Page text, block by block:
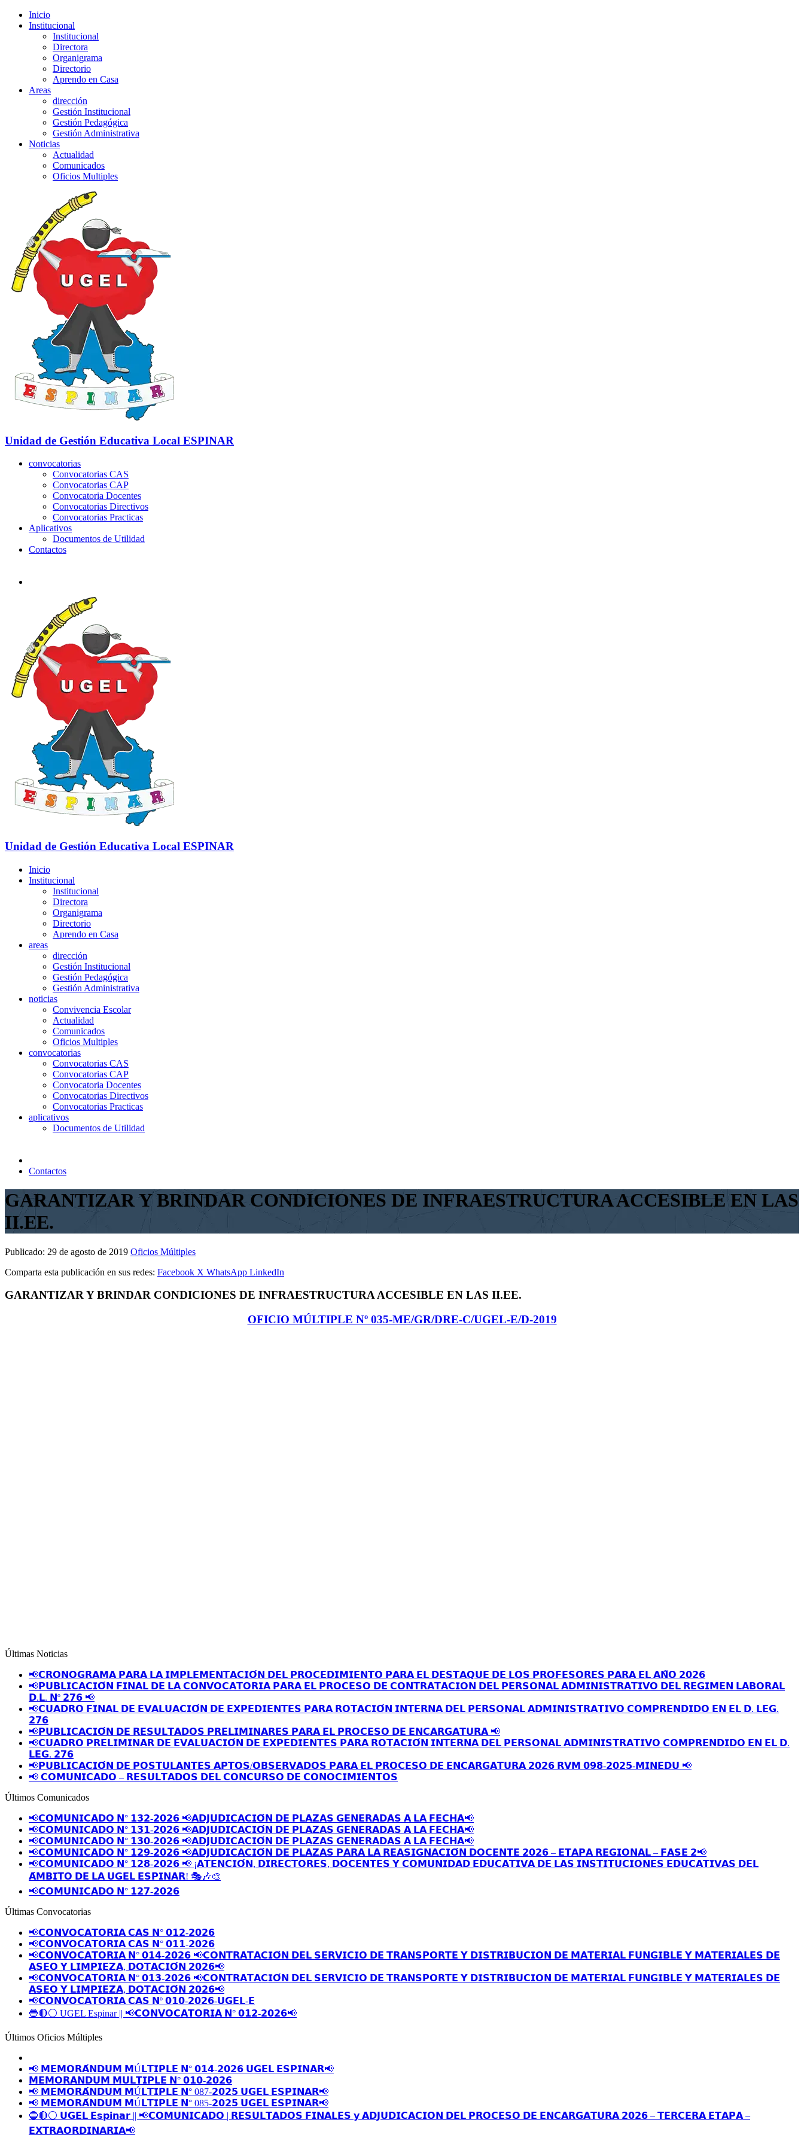
Inicio
Institucional
Institucional
Directora
Organigrama
Directorio
Aprendo en Casa
Areas
dirección
Gestión Institucional
Gestión Pedagógica
Gestión Administrativa
Noticias
Actualidad
Comunicados
Oficios Multiples
Unidad de Gestión Educativa Local ESPINAR
convocatorias
Convocatorias CAS
Convocatorias CAP
Convocatoria Docentes
Convocatorias Directivos
Convocatorias Practicas
Aplicativos
Documentos de Utilidad
Contactos
Unidad de Gestión Educativa Local ESPINAR
Inicio
Institucional
Institucional
Directora
Organigrama
Directorio
Aprendo en Casa
areas
dirección
Gestión Institucional
Gestión Pedagógica
Gestión Administrativa
noticias
Convivencia Escolar
Actualidad
Comunicados
Oficios Multiples
convocatorias
Convocatorias CAS
Convocatorias CAP
Convocatoria Docentes
Convocatorias Directivos
Convocatorias Practicas
aplicativos
Documentos de Utilidad
Contactos
GARANTIZAR Y BRINDAR CONDICIONES DE INFRAESTRUCTURA ACCESIBLE EN LAS
II.EE.
Publicado: 29 de agosto de 2019 Oficios Múltiples
Comparta esta publicación en sus redes: Facebook X WhatsApp LinkedIn
GARANTIZAR Y BRINDAR CONDICIONES DE INFRAESTRUCTURA ACCESIBLE EN LAS II.EE.
OFICIO MÚLTIPLE Nº 035-ME/GR/DRE-C/UGEL-E/D-2019
Últimas Noticias
📢𝗖𝗥𝗢𝗡𝗢𝗚𝗥𝗔𝗠𝗔 𝗣𝗔𝗥𝗔 𝗟𝗔 𝗜𝗠𝗣𝗟𝗘𝗠𝗘𝗡𝗧𝗔𝗖𝗜𝗢́𝗡 𝗗𝗘𝗟 𝗣𝗥𝗢𝗖𝗘𝗗𝗜𝗠𝗜𝗘𝗡𝗧𝗢 𝗣𝗔𝗥𝗔 𝗘𝗟 𝗗𝗘𝗦𝗧𝗔𝗤𝗨𝗘 𝗗𝗘 𝗟𝗢𝗦 𝗣𝗥𝗢𝗙𝗘𝗦𝗢𝗥𝗘𝗦 𝗣𝗔𝗥𝗔 𝗘𝗟 𝗔𝗡̃𝗢 𝟮𝟬𝟮𝟲
📢𝗣𝗨𝗕𝗟𝗜𝗖𝗔𝗖𝗜𝗢́𝗡 𝗙𝗜𝗡𝗔𝗟 𝗗𝗘 𝗟𝗔 𝗖𝗢𝗡𝗩𝗢𝗖𝗔𝗧𝗢𝗥𝗜𝗔 𝗣𝗔𝗥𝗔 𝗘𝗟 𝗣𝗥𝗢𝗖𝗘𝗦𝗢 𝗗𝗘 𝗖𝗢𝗡𝗧𝗥𝗔𝗧𝗔𝗖𝗜𝗢𝗡 𝗗𝗘𝗟 𝗣𝗘𝗥𝗦𝗢𝗡𝗔𝗟 𝗔𝗗𝗠𝗜𝗡𝗜𝗦𝗧𝗥𝗔𝗧𝗜𝗩𝗢 𝗗𝗘𝗟 𝗥𝗘𝗚𝗜𝗠𝗘𝗡 𝗟𝗔𝗕𝗢𝗥𝗔𝗟
𝗗.𝗟. 𝗡º 𝟮𝟳𝟲 📢
📢𝗖𝗨𝗔𝗗𝗥𝗢 𝗙𝗜𝗡𝗔𝗟 𝗗𝗘 𝗘𝗩𝗔𝗟𝗨𝗔𝗖𝗜𝗢́𝗡 𝗗𝗘 𝗘𝗫𝗣𝗘𝗗𝗜𝗘𝗡𝗧𝗘𝗦 𝗣𝗔𝗥𝗔 𝗥𝗢𝗧𝗔𝗖𝗜𝗢́𝗡 𝗜𝗡𝗧𝗘𝗥𝗡𝗔 𝗗𝗘𝗟 𝗣𝗘𝗥𝗦𝗢𝗡𝗔𝗟 𝗔𝗗𝗠𝗜𝗡𝗜𝗦𝗧𝗥𝗔𝗧𝗜𝗩𝗢 𝗖𝗢𝗠𝗣𝗥𝗘𝗡𝗗𝗜𝗗𝗢 𝗘𝗡 𝗘𝗟 𝗗. 𝗟𝗘𝗚.
𝟮𝟳𝟲
📢𝗣𝗨𝗕𝗟𝗜𝗖𝗔𝗖𝗜𝗢́𝗡 𝗗𝗘 𝗥𝗘𝗦𝗨𝗟𝗧𝗔𝗗𝗢𝗦 𝗣𝗥𝗘𝗟𝗜𝗠𝗜𝗡𝗔𝗥𝗘𝗦 𝗣𝗔𝗥𝗔 𝗘𝗟 𝗣𝗥𝗢𝗖𝗘𝗦𝗢 𝗗𝗘 𝗘𝗡𝗖𝗔𝗥𝗚𝗔𝗧𝗨𝗥𝗔 📢
📢𝗖𝗨𝗔𝗗𝗥𝗢 𝗣𝗥𝗘𝗟𝗜𝗠𝗜𝗡𝗔𝗥 𝗗𝗘 𝗘𝗩𝗔𝗟𝗨𝗔𝗖𝗜𝗢́𝗡 𝗗𝗘 𝗘𝗫𝗣𝗘𝗗𝗜𝗘𝗡𝗧𝗘𝗦 𝗣𝗔𝗥𝗔 𝗥𝗢𝗧𝗔𝗖𝗜𝗢́𝗡 𝗜𝗡𝗧𝗘𝗥𝗡𝗔 𝗗𝗘𝗟 𝗣𝗘𝗥𝗦𝗢𝗡𝗔𝗟 𝗔𝗗𝗠𝗜𝗡𝗜𝗦𝗧𝗥𝗔𝗧𝗜𝗩𝗢 𝗖𝗢𝗠𝗣𝗥𝗘𝗡𝗗𝗜𝗗𝗢 𝗘𝗡 𝗘𝗟 𝗗.
𝗟𝗘𝗚. 𝟮𝟳𝟲
📢𝗣𝗨𝗕𝗟𝗜𝗖𝗔𝗖𝗜𝗢́𝗡 𝗗𝗘 𝗣𝗢𝗦𝗧𝗨𝗟𝗔𝗡𝗧𝗘𝗦 𝗔𝗣𝗧𝗢𝗦/𝗢𝗕𝗦𝗘𝗥𝗩𝗔𝗗𝗢𝗦 𝗣𝗔𝗥𝗔 𝗘𝗟 𝗣𝗥𝗢𝗖𝗘𝗦𝗢 𝗗𝗘 𝗘𝗡𝗖𝗔𝗥𝗚𝗔𝗧𝗨𝗥𝗔 𝟮𝟬𝟮𝟲 𝗥𝗩𝗠 𝟬𝟵𝟴-𝟮𝟬𝟮𝟱-𝗠𝗜𝗡𝗘𝗗𝗨 📢
📢 𝗖𝗢𝗠𝗨𝗡𝗜𝗖𝗔𝗗𝗢 – 𝗥𝗘𝗦𝗨𝗟𝗧𝗔𝗗𝗢𝗦 𝗗𝗘𝗟 𝗖𝗢𝗡𝗖𝗨𝗥𝗦𝗢 𝗗𝗘 𝗖𝗢𝗡𝗢𝗖𝗜𝗠𝗜𝗘𝗡𝗧𝗢𝗦
Últimos Comunicados
📢𝗖𝗢𝗠𝗨𝗡𝗜𝗖𝗔𝗗𝗢 𝗡° 𝟭𝟯𝟮-𝟮𝟬𝟮𝟲 📢𝗔𝗗𝗝𝗨𝗗𝗜𝗖𝗔𝗖𝗜𝗢́𝗡 𝗗𝗘 𝗣𝗟𝗔𝗭𝗔𝗦 𝗚𝗘𝗡𝗘𝗥𝗔𝗗𝗔𝗦 𝗔 𝗟𝗔 𝗙𝗘𝗖𝗛𝗔📢
📢𝗖𝗢𝗠𝗨𝗡𝗜𝗖𝗔𝗗𝗢 𝗡° 𝟭𝟯𝟭-𝟮𝟬𝟮𝟲 📢𝗔𝗗𝗝𝗨𝗗𝗜𝗖𝗔𝗖𝗜𝗢́𝗡 𝗗𝗘 𝗣𝗟𝗔𝗭𝗔𝗦 𝗚𝗘𝗡𝗘𝗥𝗔𝗗𝗔𝗦 𝗔 𝗟𝗔 𝗙𝗘𝗖𝗛𝗔📢
📢𝗖𝗢𝗠𝗨𝗡𝗜𝗖𝗔𝗗𝗢 𝗡° 𝟭𝟯𝟬-𝟮𝟬𝟮𝟲 📢𝗔𝗗𝗝𝗨𝗗𝗜𝗖𝗔𝗖𝗜𝗢́𝗡 𝗗𝗘 𝗣𝗟𝗔𝗭𝗔𝗦 𝗚𝗘𝗡𝗘𝗥𝗔𝗗𝗔𝗦 𝗔 𝗟𝗔 𝗙𝗘𝗖𝗛𝗔📢
📢𝗖𝗢𝗠𝗨𝗡𝗜𝗖𝗔𝗗𝗢 𝗡° 𝟭𝟮𝟵-𝟮𝟬𝟮𝟲 📢𝗔𝗗𝗝𝗨𝗗𝗜𝗖𝗔𝗖𝗜𝗢́𝗡 𝗗𝗘 𝗣𝗟𝗔𝗭𝗔𝗦 𝗣𝗔𝗥𝗔 𝗟𝗔 𝗥𝗘𝗔𝗦𝗜𝗚𝗡𝗔𝗖𝗜𝗢́𝗡 𝗗𝗢𝗖𝗘𝗡𝗧𝗘 𝟮𝟬𝟮𝟲 – 𝗘𝗧𝗔𝗣𝗔 𝗥𝗘𝗚𝗜𝗢𝗡𝗔𝗟 – 𝗙𝗔𝗦𝗘 𝟮📢
📢𝗖𝗢𝗠𝗨𝗡𝗜𝗖𝗔𝗗𝗢 𝗡° 𝟭𝟮𝟴-𝟮𝟬𝟮𝟲 📢 ¡𝗔𝗧𝗘𝗡𝗖𝗜𝗢́𝗡, 𝗗𝗜𝗥𝗘𝗖𝗧𝗢𝗥𝗘𝗦, 𝗗𝗢𝗖𝗘𝗡𝗧𝗘𝗦 𝗬 𝗖𝗢𝗠𝗨𝗡𝗜𝗗𝗔𝗗 𝗘𝗗𝗨𝗖𝗔𝗧𝗜𝗩𝗔 𝗗𝗘 𝗟𝗔𝗦 𝗜𝗡𝗦𝗧𝗜𝗧𝗨𝗖𝗜𝗢𝗡𝗘𝗦 𝗘𝗗𝗨𝗖𝗔𝗧𝗜𝗩𝗔𝗦 𝗗𝗘𝗟
𝗔́𝗠𝗕𝗜𝗧𝗢 𝗗𝗘 𝗟𝗔 𝗨𝗚𝗘𝗟 𝗘𝗦𝗣𝗜𝗡𝗔𝗥! 🎭🎶🎨
📢𝗖𝗢𝗠𝗨𝗡𝗜𝗖𝗔𝗗𝗢 𝗡° 𝟭𝟮𝟳-𝟮𝟬𝟮𝟲
Últimas Convocatorias
📢𝗖𝗢𝗡𝗩𝗢𝗖𝗔𝗧𝗢𝗥𝗜𝗔 𝗖𝗔𝗦 𝗡° 𝟬𝟭𝟮-𝟮𝟬𝟮𝟲
📢𝗖𝗢𝗡𝗩𝗢𝗖𝗔𝗧𝗢𝗥𝗜𝗔 𝗖𝗔𝗦 𝗡° 𝟬𝟭𝟭-𝟮𝟬𝟮𝟲
📢𝗖𝗢𝗡𝗩𝗢𝗖𝗔𝗧𝗢𝗥𝗜𝗔 𝗡° 𝟬𝟭𝟰-𝟮𝟬𝟮𝟲 📢𝗖𝗢𝗡𝗧𝗥𝗔𝗧𝗔𝗖𝗜𝗢́𝗡 𝗗𝗘𝗟 𝗦𝗘𝗥𝗩𝗜𝗖𝗜𝗢 𝗗𝗘 𝗧𝗥𝗔𝗡𝗦𝗣𝗢𝗥𝗧𝗘 𝗬 𝗗𝗜𝗦𝗧𝗥𝗜𝗕𝗨𝗖𝗜𝗢𝗡 𝗗𝗘 𝗠𝗔𝗧𝗘𝗥𝗜𝗔𝗟 𝗙𝗨𝗡𝗚𝗜𝗕𝗟𝗘 𝗬 𝗠𝗔𝗧𝗘𝗥𝗜𝗔𝗟𝗘𝗦 𝗗𝗘
𝗔𝗦𝗘𝗢 𝗬 𝗟𝗜𝗠𝗣𝗜𝗘𝗭𝗔, 𝗗𝗢𝗧𝗔𝗖𝗜𝗢́𝗡 𝟮𝟬𝟮𝟲📢
📢𝗖𝗢𝗡𝗩𝗢𝗖𝗔𝗧𝗢𝗥𝗜𝗔 𝗡° 𝟬𝟭𝟯-𝟮𝟬𝟮𝟲 📢𝗖𝗢𝗡𝗧𝗥𝗔𝗧𝗔𝗖𝗜𝗢́𝗡 𝗗𝗘𝗟 𝗦𝗘𝗥𝗩𝗜𝗖𝗜𝗢 𝗗𝗘 𝗧𝗥𝗔𝗡𝗦𝗣𝗢𝗥𝗧𝗘 𝗬 𝗗𝗜𝗦𝗧𝗥𝗜𝗕𝗨𝗖𝗜𝗢𝗡 𝗗𝗘 𝗠𝗔𝗧𝗘𝗥𝗜𝗔𝗟 𝗙𝗨𝗡𝗚𝗜𝗕𝗟𝗘 𝗬 𝗠𝗔𝗧𝗘𝗥𝗜𝗔𝗟𝗘𝗦 𝗗𝗘
𝗔𝗦𝗘𝗢 𝗬 𝗟𝗜𝗠𝗣𝗜𝗘𝗭𝗔, 𝗗𝗢𝗧𝗔𝗖𝗜𝗢́𝗡 𝟮𝟬𝟮𝟲📢
📢𝗖𝗢𝗡𝗩𝗢𝗖𝗔𝗧𝗢𝗥𝗜𝗔 𝗖𝗔𝗦 𝗡º 𝟬𝟭𝟬-𝟮𝟬𝟮𝟲-𝗨𝗚𝗘𝗟-𝗘
🔵🔴⚪️ UGEL Espinar || 📢𝗖𝗢𝗡𝗩𝗢𝗖𝗔𝗧𝗢𝗥𝗜𝗔 𝗡° 𝟬𝟭𝟮-𝟮𝟬𝟮𝟲📢
Últimos Oficios Múltiples
📢 𝗠𝗘𝗠𝗢𝗥𝗔́𝗡𝗗𝗨𝗠 𝗠Ú𝗟𝗧𝗜𝗣𝗟𝗘 𝗡° 𝟬𝟭𝟰-𝟮𝟬𝟮𝟲 𝗨𝗚𝗘𝗟 𝗘𝗦𝗣𝗜𝗡𝗔𝗥📢
𝗠𝗘𝗠𝗢𝗥𝗔𝗡𝗗𝗨𝗠 𝗠𝗨𝗟𝗧𝗜𝗣𝗟𝗘 𝗡° 𝟬𝟭𝟬-𝟮𝟬𝟮𝟲
📢 𝗠𝗘𝗠𝗢𝗥𝗔́𝗡𝗗𝗨𝗠 𝗠Ú𝗟𝗧𝗜𝗣𝗟𝗘 𝗡° 087-𝟮𝟬𝟮𝟱 𝗨𝗚𝗘𝗟 𝗘𝗦𝗣𝗜𝗡𝗔𝗥📢
📢 𝗠𝗘𝗠𝗢𝗥𝗔́𝗡𝗗𝗨𝗠 𝗠Ú𝗟𝗧𝗜𝗣𝗟𝗘 𝗡° 085-𝟮𝟬𝟮𝟱 𝗨𝗚𝗘𝗟 𝗘𝗦𝗣𝗜𝗡𝗔𝗥📢
🔵🔴⚪️ 𝗨𝗚𝗘𝗟 𝗘𝘀𝗽𝗶𝗻𝗮𝗿 || 📢𝗖𝗢𝗠𝗨𝗡𝗜𝗖𝗔𝗗𝗢 | 𝗥𝗘𝗦𝗨𝗟𝗧𝗔𝗗𝗢𝗦 𝗙𝗜𝗡𝗔𝗟𝗘𝗦 𝘆 𝗔𝗗𝗝𝗨𝗗𝗜𝗖𝗔𝗖𝗜𝗢𝗡 𝗗𝗘𝗟 𝗣𝗥𝗢𝗖𝗘𝗦𝗢 𝗗𝗘 𝗘𝗡𝗖𝗔𝗥𝗚𝗔𝗧𝗨𝗥𝗔 𝟮𝟬𝟮𝟲 – 𝗧𝗘𝗥𝗖𝗘𝗥𝗔 𝗘𝗧𝗔𝗣𝗔 –
𝗘𝗫𝗧𝗥𝗔𝗢𝗥𝗗𝗜𝗡𝗔𝗥𝗜𝗔📢